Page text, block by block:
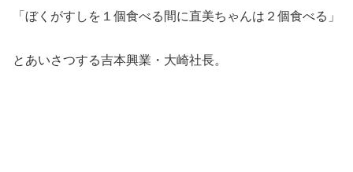
「ぼくがすしを１個食べる間に直美ちゃんは２個食べる」
とあいさつする吉本興業・大崎社長。